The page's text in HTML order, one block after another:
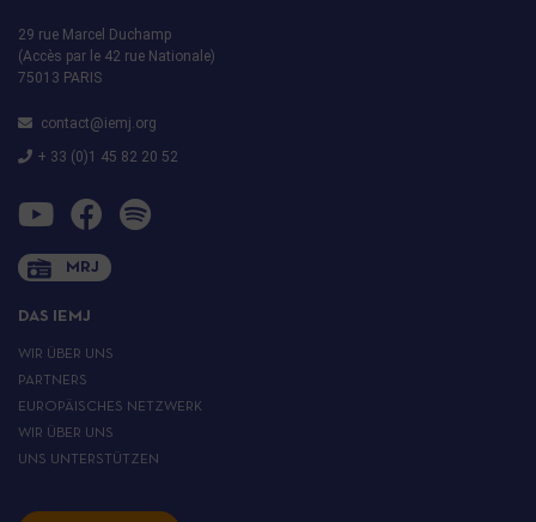
29 rue Marcel Duchamp
(Accès par le 42 rue Nationale)
75013 PARIS
contact@iemj.org
+ 33 (0)1 45 82 20 52
MRJ
DAS IEMJ
WIR ÜBER UNS
PARTNERS
EUROPÄISCHES NETZWERK
WIR ÜBER UNS
UNS UNTERSTÜTZEN